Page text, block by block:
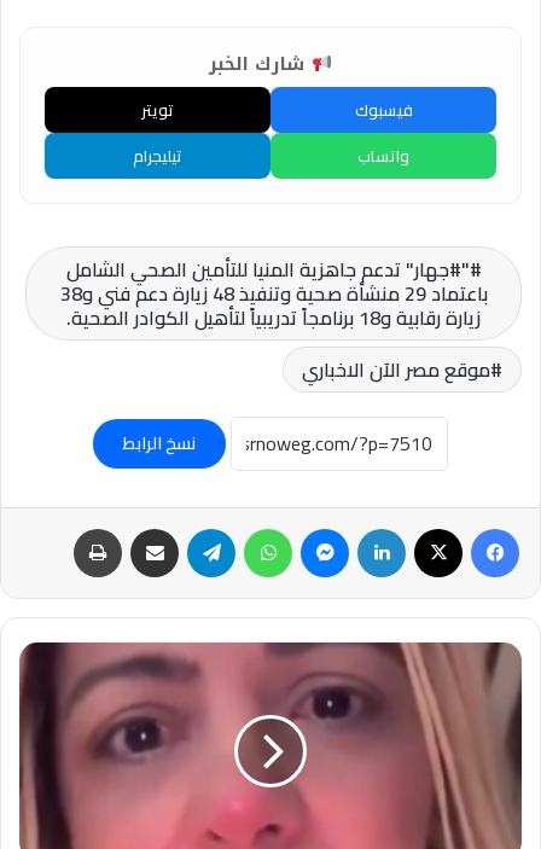
شارك الخبر
فيسبوك
تويتر
واتساب
تيليجرام
"#جهار" تدعم جاهزية المنيا للتأمين الصحي الشامل
باعتماد 29 منشأة صحية وتنفيذ 48 زيارة دعم فني و38
زيارة رقابية و18 برنامجاً تدريبياً لتأهيل الكوادر الصحية.
موقع مصر الآن الاخباري
نسخ الرابط
فيسبوك لينكدإن ماسنجر واتساب تيلقرام مشاركة عبر البريد
عرافة
برازيلية
تتنبأ
بحدث
خلال